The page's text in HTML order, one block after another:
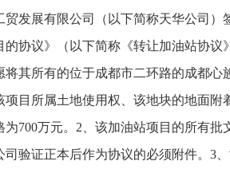
贸发展有限公司（以下简称天华公司）
的协议》（以下简称《转让加油站协议
将其所有的位于成都市二环路的成都心
项目所属土地使用权、该地块的地面附
为700万元。2、该加油站项目的所有批
司验证正本后作为协议的必须附件。3